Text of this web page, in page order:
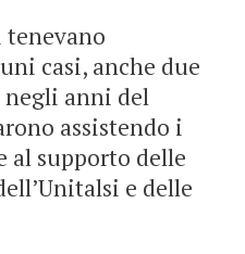
casi, anche due
negli anni del
assistendo i
al supporto delle
e delle